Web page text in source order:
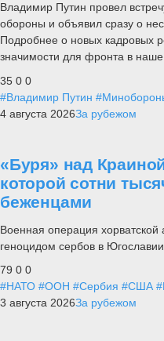
Владимир Путин провел
обороны и объявил сразу о
Подробнее о новых кадровых
значимости для фронта в
35 0 0
#Владимир Путин
4 августа 2026За рубежом
«Буря» над
которой сотни
беженцами
Военная операция
геноцидом сербов в Югославии.
79 0 0
#НАТО #ООН #Сербия #США
3 августа 2026За рубежом